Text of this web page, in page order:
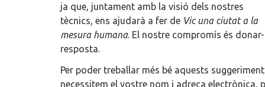
ja que, juntament amb la visió dels nostres
tècnics, ens ajudarà a fer de Vic una ciutat a la
mesura humana. El nostre compromís és
resposta.
Per poder treballar més bé aquests
necessitem el vostre nom i adreça electrònica,